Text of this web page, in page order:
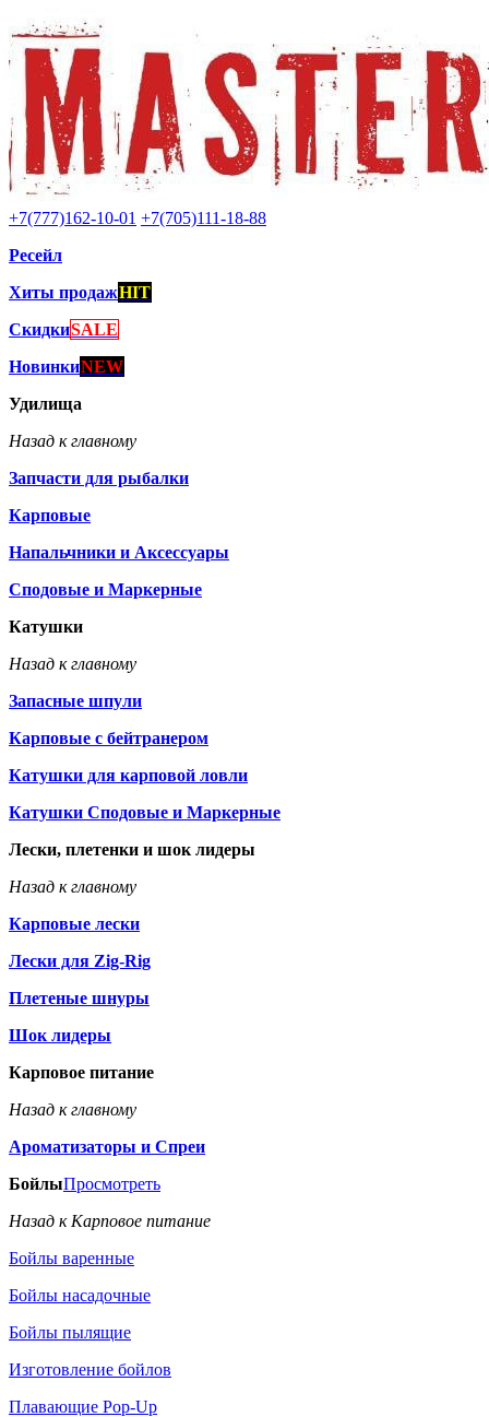
+7(777)162-10-01 +7(705)111-18-88
Ресейл
Хиты продажHIT
СкидкиSALE
НовинкиNEW
Удилища
Назад к главному
Запчасти для рыбалки
Карповые
Напальчники и Аксессуары
Сподовые и Маркерные
Катушки
Назад к главному
Запасные шпули
Карповые с бейтранером
Катушки для карповой ловли
Катушки Сподовые и Маркерные
Лески, плетенки и шок лидеры
Назад к главному
Карповые лески
Лески для Zig-Rig
Плетеные шнуры
Шок лидеры
Карповое питание
Назад к главному
Ароматизаторы и Спреи
БойлыПросмотреть
Назад к Карповое питание
Бойлы варенные
Бойлы насадочные
Бойлы пылящие
Изготовление бойлов
Плавающие Pop-Up